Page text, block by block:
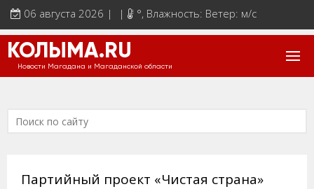
06 августа 2026 | | °, Влажность: Ветер: м/с
КОЛЫМА.RU
Новости Магадана и Магаданской области
Партийный проект «Чистая страна»